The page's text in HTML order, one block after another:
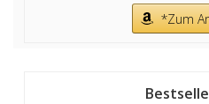
*Zum